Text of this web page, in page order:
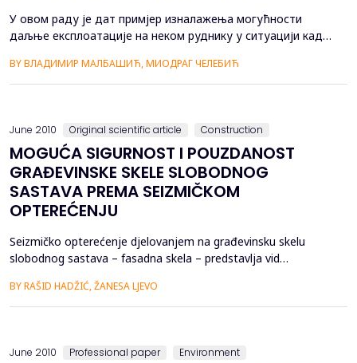
У овом раду је дат примјер изналажења могућности
даљње експлоатације на неком руднику у ситуацији када
добра која држава жели да заштити. Примјер
методологије ријешавања овакве ситуације је дат на
BY ВЛАДИМИР МАЛБАШИЋ, МИОДРАГ ЧЕЛЕБИЋ
June 2010 Original scientific article Construction
MOGUĆA SIGURNOST I POUZDANOST
GRAĐEVINSKE SKELE SLOBODNOG
SASTAVA PREMA SEIZMIČKOM
OPTEREĆENJU
Seizmičko opterećenje djelovanjem na građevinsku skelu
slobodnog sastava – fasadna skela – predstavlja vid
građevinskih radnika koje izvode fasadne radove na
predmetnom objektu pri korištenju date skele su evidentne.
BY RAŠID HADŽIĆ, ŽANESA LJEVO
June 2010 Professional paper Environment